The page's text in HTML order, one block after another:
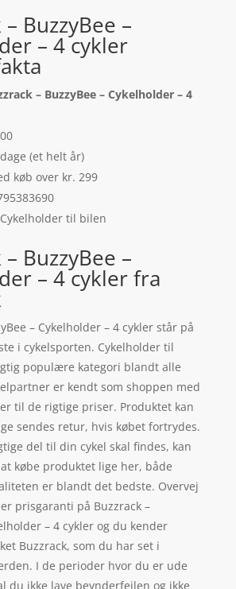
BuzzyBee –
– 4 cykler
– BuzzyBee – Cykelholder – 4
(et helt år)
køb over kr. 299
til bilen
BuzzyBee –
– 4 cykler fra
– Cykelholder – 4 cykler står på
i cykelsporten. Cykelholder til
populære kategori blandt alle
er kendt som shoppen med
til de rigtige priser. Produktet kan
sendes retur, hvis købet fortrydes.
del til din cykel skal findes, kan
købe produktet lige her, både
er blandt det bedste. Overvej
prisgaranti på Buzzrack –
– 4 cykler og du kender
Buzzrack, som du har set i
I de perioder hvor du er ude
du ikke lave beynderfejlen og ikke